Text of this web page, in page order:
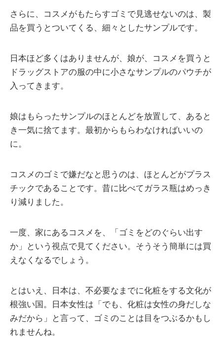
さらに、コスメがもたらすゴミで見逃せないのは、製
品を買うとついてくる、細々としたサンプルです。
日本ほど多くはありませんが、娘が、コスメを買うと
ドラッグストアの服の中に小さなサンプルのパウチが
入ってきます。
娘はもらったサンプルのほとんどを放置して、あると
き一気に捨てます。最初からもらわなければいいの
に。
コスメのゴミで嫌だなと思うのは、ほとんどがプラス
チックであることです。昔に比べてガラス瓶はめっき
り減りました。
一度、家にあるコスメを、「ゴミをどのぐらい出す
か」という視点で見てください。そうそう簡単には買
えなくなるでしょう。
とはいえ、日本は、不必要なまでに化粧をする文化が
根強い国。日本女性は「でも、化粧は女性の身だしな
みだから」と言って、ゴミのことは目をつぶるかもし
れませんね。